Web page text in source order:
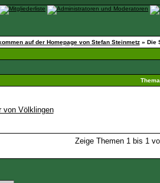
auf der Homepage von Stefan Steinmetz» Die
Thema
von Völklingen
Zeige Themen 1 bis 1